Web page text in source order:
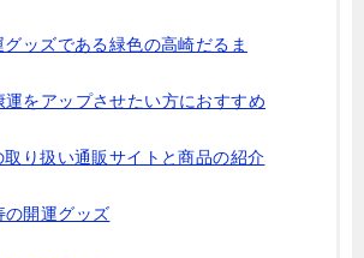
ッズである緑色の高崎だるま
をアップさせたい方におすすめ
取り扱い通販サイトと商品の紹介
の開運グッズ